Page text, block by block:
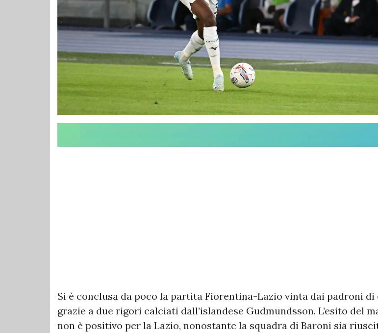
Si è conclusa da poco la partita Fiorentina-Lazio vinta dai padroni di
grazie a due rigori calciati dall’islandese Gudmundsson. L’esito del
non è positivo per la Lazio, nonostante la squadra di Baroni sia